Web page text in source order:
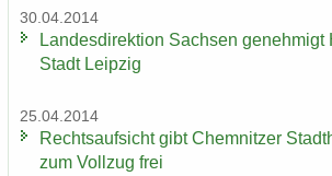
30.04.2014
Lan­des­di­rek­ti­on Sach­sen ge­neh­migt
Stadt Leip­zig
25.04.2014
Rechts­auf­sicht gibt Chem­nit­zer
zum Voll­zug frei